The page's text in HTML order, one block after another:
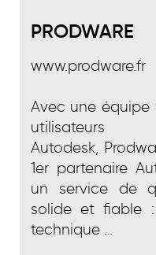
PRODWARE
www.prodware.fr
Avec une équipe
Autodesk,
1er partenaire
un service de
solide et fiable :
technique …